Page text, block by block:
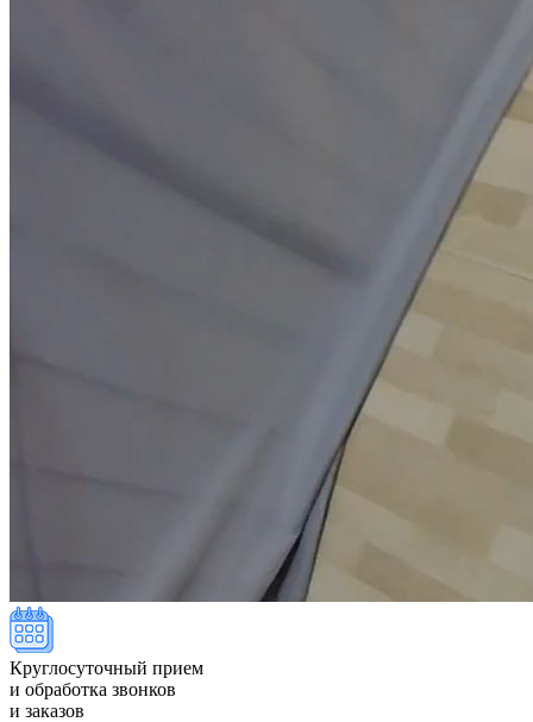
Круглосуточный прием
и обработка звонков
и заказов